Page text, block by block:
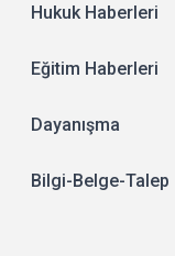
Hukuk Haberleri
Eğitim Haberleri
Dayanışma
Bilgi-Belge-Talep